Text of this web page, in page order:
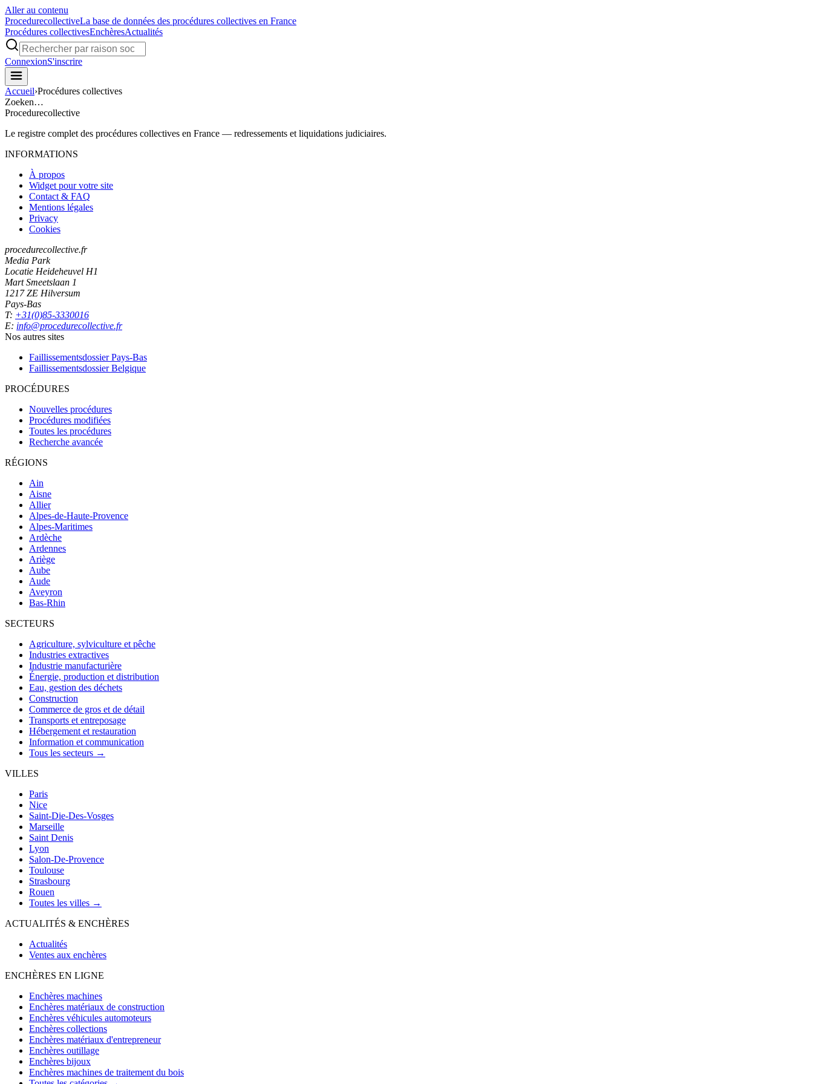
Aller au contenu
ProcedurecollectiveLa base de données des procédures collectives en France
Procédures collectivesEnchèresActualités
ConnexionS'inscrire
Accueil›Procédures collectives
Zoeken…
Procedurecollective
Le registre complet des procédures collectives en France — redressements et liquidations judiciaires.
INFORMATIONS
À propos
Widget pour votre site
Contact & FAQ
Mentions légales
Privacy
Cookies
procedurecollective.fr
Media Park
Locatie Heideheuvel H1
Mart Smeetslaan 1
1217 ZE Hilversum
Pays-Bas
T: +31(0)85-3330016
E: info@procedurecollective.fr
Nos autres sites
Faillissementsdossier Pays-Bas
Faillissementsdossier Belgique
PROCÉDURES
Nouvelles procédures
Procédures modifiées
Toutes les procédures
Recherche avancée
RÉGIONS
Ain
Aisne
Allier
Alpes-de-Haute-Provence
Alpes-Maritimes
Ardèche
Ardennes
Ariège
Aube
Aude
Aveyron
Bas-Rhin
SECTEURS
Agriculture, sylviculture et pêche
Industries extractives
Industrie manufacturière
Énergie, production et distribution
Eau, gestion des déchets
Construction
Commerce de gros et de détail
Transports et entreposage
Hébergement et restauration
Information et communication
Tous les secteurs →
VILLES
Paris
Nice
Saint-Die-Des-Vosges
Marseille
Saint Denis
Lyon
Salon-De-Provence
Toulouse
Strasbourg
Rouen
Toutes les villes →
ACTUALITÉS & ENCHÈRES
Actualités
Ventes aux enchères
ENCHÈRES EN LIGNE
Enchères machines
Enchères matériaux de construction
Enchères véhicules automoteurs
Enchères collections
Enchères matériaux d'entrepreneur
Enchères outillage
Enchères bijoux
Enchères machines de traitement du bois